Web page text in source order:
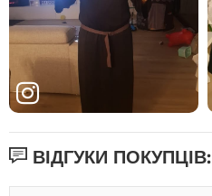
ВІДГУКИ ПОКУПЦІВ: